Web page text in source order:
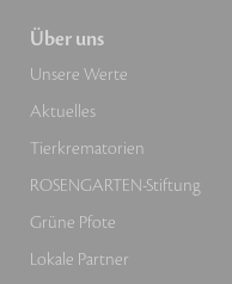
Über uns
Unsere Werte
Aktuelles
Tierkrematorien
ROSENGARTEN-Stiftung
Grüne Pfote
Lokale Partner